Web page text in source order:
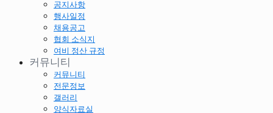
공지사항
행사일정
채용공고
협회 소식지
여비 정산 규정
커뮤니티
커뮤니티
전문정보
갤러리
양식자료실